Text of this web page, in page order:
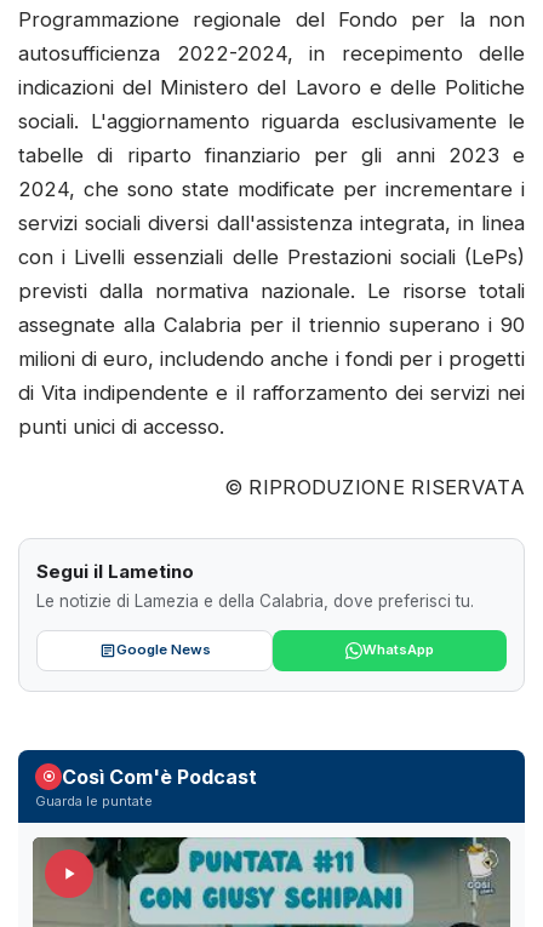
Programmazione regionale del Fondo per la non
autosufficienza 2022-2024, in recepimento delle
indicazioni del Ministero del Lavoro e delle Politiche
sociali. L'aggiornamento riguarda esclusivamente le
tabelle di riparto finanziario per gli anni 2023 e
2024, che sono state modificate per incrementare i
servizi sociali diversi dall'assistenza integrata, in linea
con i Livelli essenziali delle Prestazioni sociali (LePs)
previsti dalla normativa nazionale. Le risorse totali
assegnate alla Calabria per il triennio superano i 90
milioni di euro, includendo anche i fondi per i progetti
di Vita indipendente e il rafforzamento dei servizi nei
punti unici di accesso.
© RIPRODUZIONE RISERVATA
Segui il Lametino
Le notizie di Lamezia e della Calabria, dove preferisci tu.
Google News WhatsApp
Così Com'è Podcast
Guarda le puntate